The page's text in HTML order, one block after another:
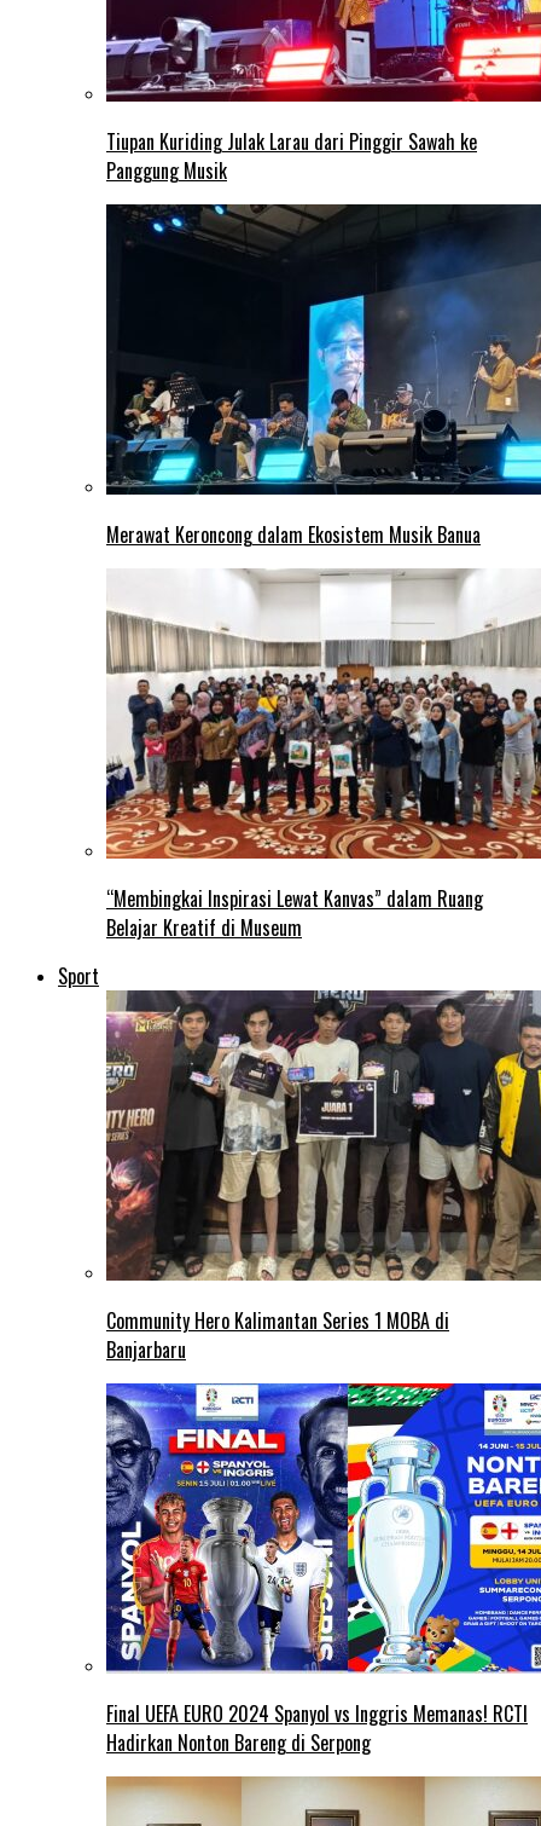
Tiupan Kuriding Julak Larau dari Pinggir Sawah ke
Panggung Musik
Merawat Keroncong dalam Ekosistem Musik Banua
“Membingkai Inspirasi Lewat Kanvas” dalam Ruang
Belajar Kreatif di Museum
Sport
Community Hero Kalimantan Series 1 MOBA di
Banjarbaru
Final UEFA EURO 2024 Spanyol vs Inggris Memanas! RCTI
Hadirkan Nonton Bareng di Serpong